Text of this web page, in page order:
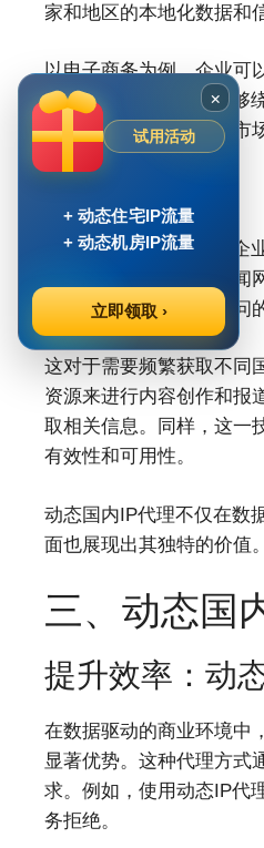
家和地区的本地化数据和
以电子商务为例，企业可
动态IP代理使得企业能够
不仅帮助企业了解全球市
动态国内IP代理在帮助
制，例如特定国家的新
问这些通常无法直接访问
这对于需要频繁获取不同
资源来进行内容创作和报
取相关信息。同样，这一
有效性和可用性。
动态国内IP代理不仅在数
面也展现出其独特的价值
三、动态国
提升效率：动
在数据驱动的商业环境中
显著优势。这种代理方式
求。例如，使用动态IP代
务拒绝。
×
试用活动
+ 动态住宅IP流量
+ 动态机房IP流量
立即领取 ›